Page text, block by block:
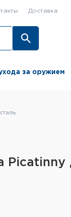
Доставка
за оружием
Picatinny